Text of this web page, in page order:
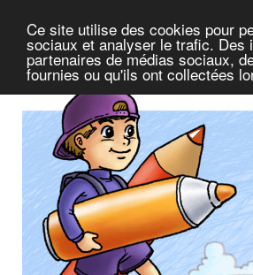
Ce site utilise des cookies pour
sociaux et analyser le trafic. Des
partenaires de médias sociaux,
fournies ou qu'ils ont collectées